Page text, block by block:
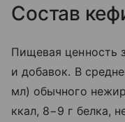
Состав
Пищевая ценность
и добавок. В
мл) обычного
ккал, 8−9 г белка,